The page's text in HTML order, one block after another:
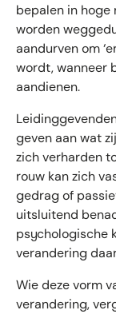
bepalen in
worden
aandurven om
wordt, wanneer
aandienen.
geven aan wat
zich verharden
rouw kan zich
gedrag of
uitsluitend
psychologische
verandering
Wie deze vorm
verandering,